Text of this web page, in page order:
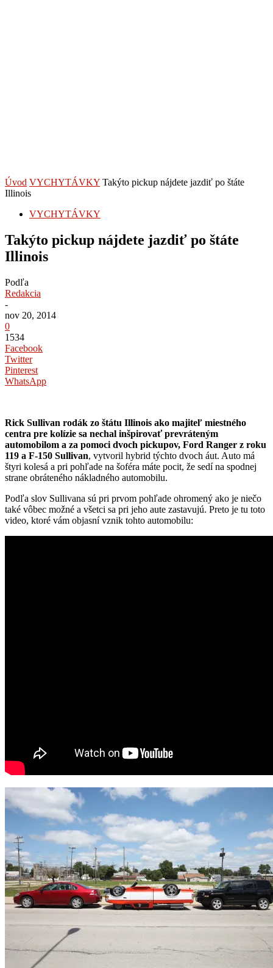
Úvod VYCHYTÁVKY Takýto pickup nájdete jazdiť po štáte
Illinois
VYCHYTÁVKY
Takýto pickup nájdete jazdiť po štáte
Illinois
Podľa
Redakcia
-
nov 20, 2014
0
1534
Facebook
Twitter
Pinterest
WhatsApp
Rick Sullivan rodák zo štátu Illinois ako majiteľ miestného
centra pre kolízie sa nechal inšpirovať prevráteným
automobilom a za pomoci dvoch pickupov, Ford Ranger z roku
119 a F-150 Sullivan, vytvoril hybrid týchto dvoch áut. Auto má
štyri kolesá a pri pohľade na šoféra máte pocit, že sedí na spodnej
strane obráteného nákladného automobilu.
Podľa slov Sullivana sú pri prvom pohľade ohromený ako je niečo
také vôbec možné a všetci sa pri jeho aute zastavujú. Preto je tu toto
video, ktoré vám objasní vznik tohto automobilu: